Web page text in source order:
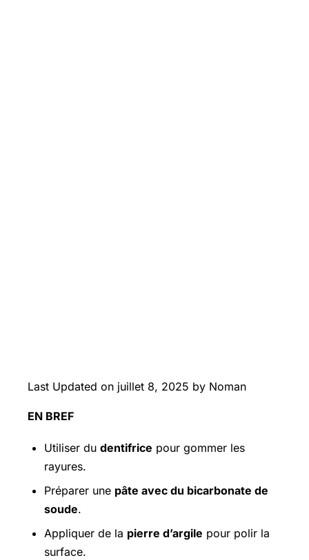
Last Updated on juillet 8, 2025 by Noman
EN BREF
Utiliser du dentifrice pour gommer les
rayures.
Préparer une pâte avec du bicarbonate de
soude.
Appliquer de la pierre d’argile pour polir la
surface.